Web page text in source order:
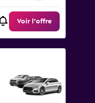
Voir l’offre